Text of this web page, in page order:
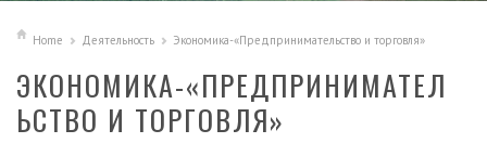
Home Деятельность Экономика-«Предпринимательство и торговля»
ЭКОНОМИКА-«ПРЕДПРИНИМАТЕЛ
ЬСТВО И ТОРГОВЛЯ»